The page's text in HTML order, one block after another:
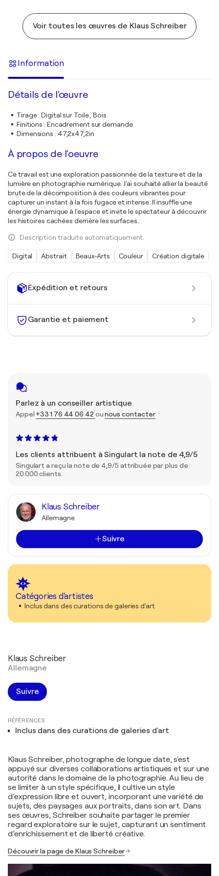
Expédition et retours
Garantie et paiement
Parlez à un conseiller artistique
Appel +33 1 76 44 06 42 ounous contacter
Les clients attribuent à Singulart la note de 4,9/5
Singulart a reçu la note de 4,9/5 attribuée par plus de
20 000 clients.
Klaus Schreiber
Allemagne
Suivre
Catégories d'artistes
Inclus dans des curations de galeries d'art
Voir toutes les œuvres de Klaus Schreiber
Information
Détails de l'œuvre
Tirage:Digital sur Toile , Bois
Finitions : Encadrement sur demande
Dimensions : 47,2x47,2in
À propos de l'oeuvre
Ce travail est une exploration passionnée de la texture et de la
lumière en photographie numérique. J'ai souhaité allier la beauté
brute de la décomposition à des couleurs vibrantes pour
capturer un instant à la fois fugace et intense. Il insuffle une
énergie dynamique à l'espace et invite le spectateur à découvrir
les histoires cachées derrière les surfaces.
Description traduite automatiquement.
Digital Abstrait Beaux-Arts Couleur Création digitale
Klaus Schreiber
Allemagne
Suivre
RÉFÉRENCES
Inclus dans des curations de galeries d'art
Klaus Schreiber, photographe de longue date, s'est
appuyé sur diverses collaborations artistiques et sur une
autorité dans le domaine de la photographie. Au lieu de
se limiter à un style spécifique, il cultive un style
d’expression libre et ouvert, incorporant une variété de
sujets, des paysages aux portraits, dans son art. Dans
ses œuvres, Schreiber souhaite partager le premier
regard exploratoire sur le sujet, capturant un sentiment
d’enrichissement et de liberté créative.
Découvrir la page de Klaus Schreiber